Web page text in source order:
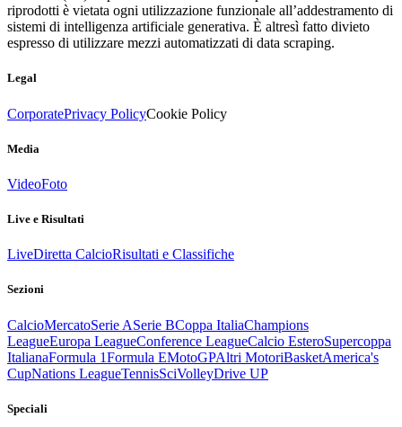
riprodotti è vietata ogni utilizzazione funzionale all’addestramento di
sistemi di intelligenza artificiale generativa. È altresì fatto divieto
espresso di utilizzare mezzi automatizzati di data scraping.
Legal
CorporatePrivacy PolicyCookie Policy
Media
VideoFoto
Live e Risultati
LiveDiretta CalcioRisultati e Classifiche
Sezioni
CalcioMercatoSerie ASerie BCoppa ItaliaChampions
LeagueEuropa LeagueConference LeagueCalcio EsteroSupercoppa
ItalianaFormula 1Formula EMotoGPAltri MotoriBasketAmerica's
CupNations LeagueTennisSciVolleyDrive UP
Speciali